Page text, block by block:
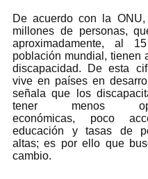
De acuerdo con la
millones de personas,
aproximadamente, al
población mundial, tienen
discapacidad. De esta
vive en países en
señala que los
tener menos
económicas, poco
educación y tasas de
altas; es por ello que
cambio.